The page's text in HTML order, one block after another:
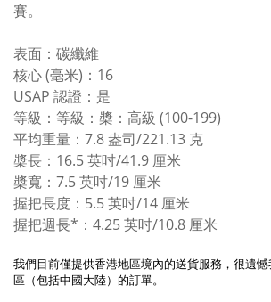
賽。
表面：碳纖維
核心 (毫米)：16
USAP 認證：是
等級：等級：槳：高級 (100-199)
平均重量：7.8 盎司/221.13 克
槳長：16.5 英吋/41.9 厘米
槳寬：7.5 英吋/19 厘米
握把長度：5.5 英吋/14 厘米
握把週長*：4.25 英吋/10.8 厘米
我們目前僅提供香港地區境內的送貨服務，很遺
區（包括中國大陸）的訂單。